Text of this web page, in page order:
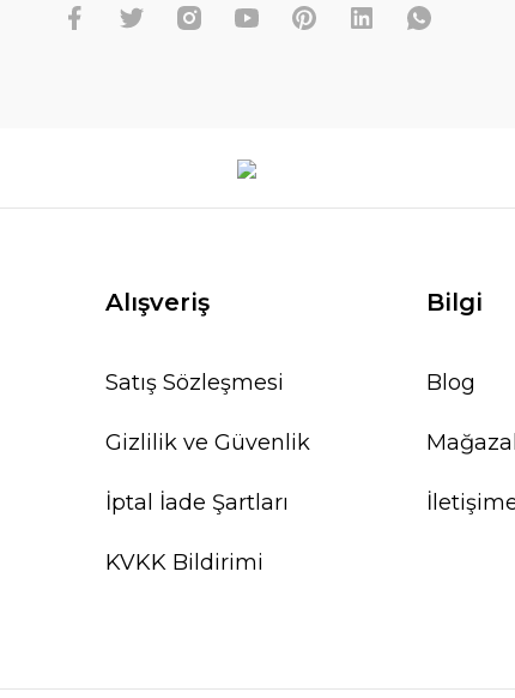
Alışveriş
Satış Sözleşmesi
Gizlilik ve Güvenlik
İptal İade Şartları
KVKK Bildirimi
Bilgi
Blog